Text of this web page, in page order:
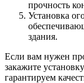
прочность
Установка
здания.
Если вам нужен
закажите
гарантируем